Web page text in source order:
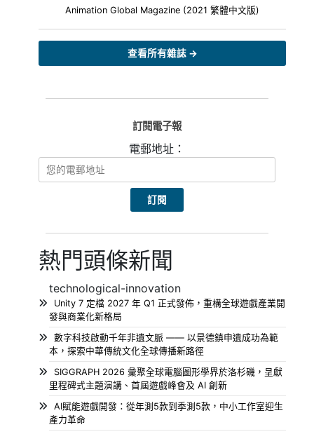
Animation Global Magazine (2021 繁體中文版)
查看所有雜誌 →
訂閱電子報
電郵地址：
熱門頭條新聞
technological-innovation
Unity 7 定檔 2027 年 Q1 正式發佈，重構全球遊戲產業開
發與商業化新格局
數字科技啟動千年非遺文脈 —— 以景德鎮申遺成功為範
本，探索中華傳統文化全球傳播新路徑
SIGGRAPH 2026 彙聚全球電腦圖形學界於洛杉磯，呈獻
里程碑式主題演講、首屆遊戲峰會及 AI 創新
AI賦能遊戲開發：從年測5款到季測5款，中小工作室迎生
產力革命